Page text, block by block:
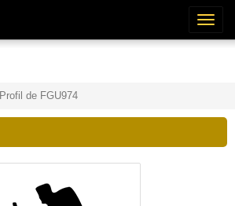
Profil de FGU974